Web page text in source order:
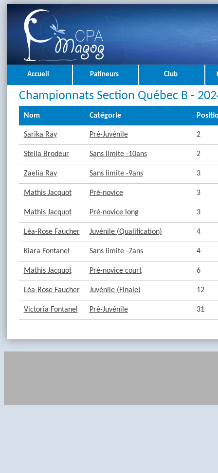
Accueil Patineurs Club
Championnats Section Québec B -
Nom Catégorie
Sarika Ray Pré-Juvénile 2
Stella Brodeur Sans limite -10ans 2
Zaelia Ray Sans limite -9ans 3
Mathis Jacquot Pré-novice 3
Mathis Jacquot Pré-novice long 3
Léa-Rose Faucher Juvénile (Qualification) 4
Kiara Fontanel Sans limite -7ans 4
Mathis Jacquot Pré-novice court 6
Léa-Rose Faucher Juvénile (Finale) 12
Victoria Fontanel Pré-Juvénile 31